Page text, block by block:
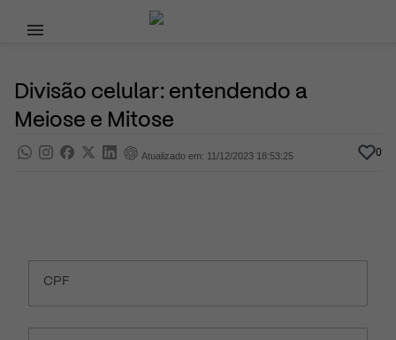
Pular para o conteúdo principal
Divisão celular: entendendo a
Meiose e Mitose
Atualizado em: 11/12/2023 18:53:25 0
CPF